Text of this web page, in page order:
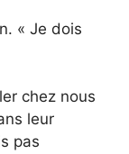
« Je dois
chez nous
leur
pas